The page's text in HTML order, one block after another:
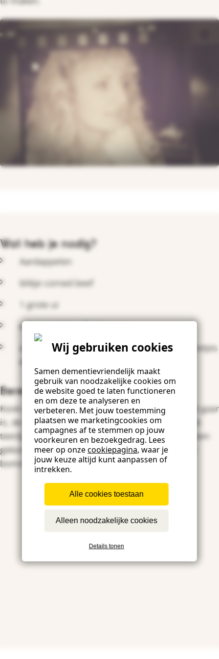
Wij gebruiken cookies
Samen dementievriendelijk maakt
gebruik van noodzakelijke cookies om
de website goed te laten functioneren
en om deze te analyseren en
verbeteren. Met jouw toestemming
plaatsen we marketingcookies om
campagnes af te stemmen op jouw
voorkeuren en bezoekgedrag. Lees
meer op onzecookiepagina, waar je
jouw keuze altijd kunt aanpassen of
intrekken.
Alle cookies toestaan
Alleen noodzakelijke cookies
Details tonen
Wat heb je nodig?
Aardappelen
blikje corned beef
1 grote ui
een teentje knoflook
als garnering een gekookt eitje, zure bommetjes
en eventueel nog geraspte bietjes
Bereiding:
Kook de aardappelen en ui samen. Voeg, als het gaar
is, de corned beef toe. Stamp het geheel met het
teentje knoflook er doorheen. Garneer het met een
gekookt eitje en koude, geraspte bietjes en zure
bommetjes.